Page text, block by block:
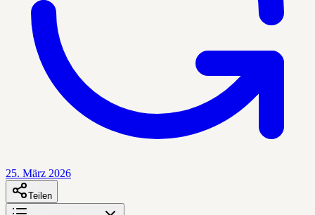
25. März 2026
Teilen